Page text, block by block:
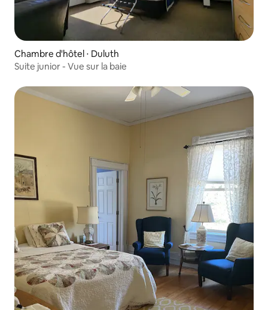
Chambre d'hôtel ⋅ Duluth
Suite junior - Vue sur la baie